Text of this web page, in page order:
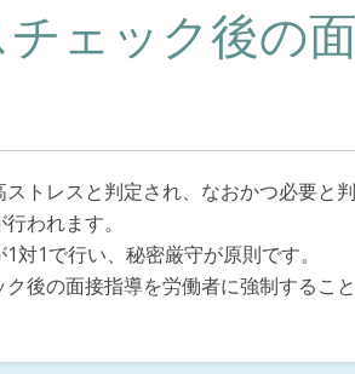
ェック後の
トレスと判定され、なおかつ必要と判
われます。
対1で行い、秘密厳守が原則です。
後の面接指導を労働者に強制すること